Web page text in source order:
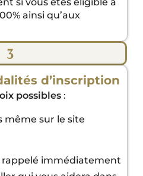
ainsi qu’aux
3
d’inscription
possibles :
même sur le site
immédiatement